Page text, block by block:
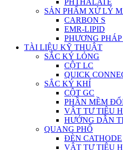
PHTHALATE
SẢN PHẨM XỬ LÝ
CARBON S
EMR-LIPID
PHƯƠNG PHÁP
TÀI LIỆU KỸ THUẬT
SẮC KÝ LỎNG
CỘT LC
QUICK
SẮC KÝ KHÍ
CỘT GC
PHẦN MỀM
VẬT TƯ TIÊU
HƯỚNG DẪN
QUANG PHỔ
ĐÈN CATHODE
VẬT TƯ TIÊU